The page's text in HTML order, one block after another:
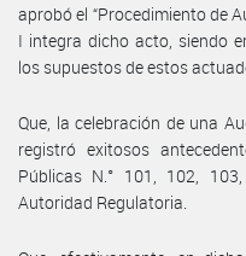
aprobó el “Procedimiento de
I integra dicho acto, siendo
los supuestos de estos
Que, la celebración de una
registró exitosos
Públicas N.° 101, 102,
Autoridad Regulatoria.